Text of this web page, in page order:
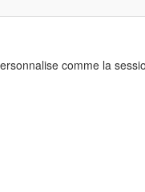
comme la